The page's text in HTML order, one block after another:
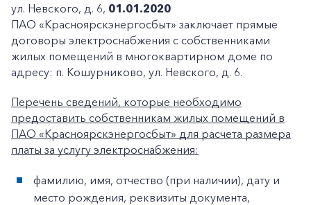
ул. Невского, д. 6, 01.01.2020
ПАО «Красноярскэнергосбыт» заключает прямые
договоры электроснабжения с собственниками
жилых помещений в многоквартирном доме по
адресу: п. Кошурниково, ул. Невского, д. 6.
Перечень сведений, которые необходимо
предоставить собственникам жилых помещений в
ПАО «Красноярскэнергосбыт» для расчета размера
платы за услугу электроснабжения:
фамилию, имя, отчество (при наличии), дату и
место рождения, реквизиты документа,